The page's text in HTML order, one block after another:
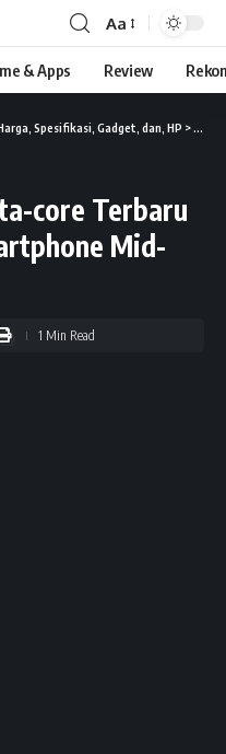
Aa
& Apps Review
Spesifikasi, Gadget, dan, HP > News
core Terbaru
Mid-
1 Min Read